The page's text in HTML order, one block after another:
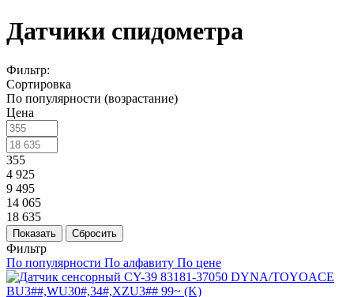
Датчики спидометра
Фильтр:
Сортировка
По популярности (возрастание)
Цена
355
4 925
9 495
14 065
18 635
Показать Сбросить
Фильтр
По популярности По алфавиту По цене